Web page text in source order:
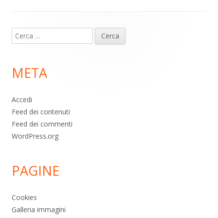
piè
pagina
Ricerca
per:
META
Accedi
Feed dei contenuti
Feed dei commenti
WordPress.org
PAGINE
Cookies
Galleria immagini